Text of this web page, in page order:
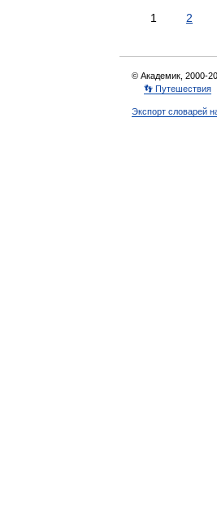
1 2
© Академик, 2000-
👣 Путешествия
Экспорт словарей